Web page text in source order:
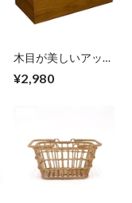
木目が美しいアッシ
ュボックス 27×14×
とした重厚感 上質
な仕上がり エンヴ
ェールヘルック(R)
¥2,980